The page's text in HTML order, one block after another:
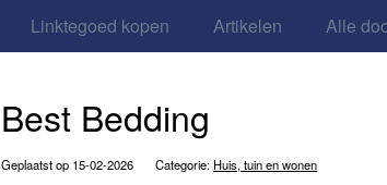
Linktegoed kopen Artikelen Alle
Best Bedding
Geplaatst op 15-02-2026 Categorie: Huis, tuin en wonen